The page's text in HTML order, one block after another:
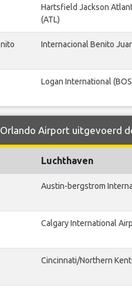
Hartsfield Jackson
(ATL)
Internacional Benito
Logan International
Airport uitgevoerd
Luchthaven
Austin-bergstrom
Calgary International
Cincinnati/Northern